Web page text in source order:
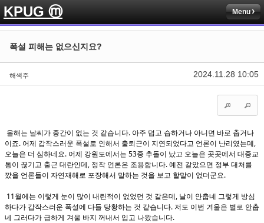
KPUG ⓜ Menu
2024.11.28 10:05
폭설 피해는 없으신지요?
해색주
올해는 날씨가 중간이 없는 것 같습니다. 아주 덥고 습하거나 아니면 바로 춥거나
이죠. 어제 갑작스러운 폭설로 인해서 출퇴근이 지연되었다고 언론이 난리였는데,
오늘은 더 심하네요. 어제 강원도에서는 53중 추돌이 났고 오늘은 곳곳에서 대중교
통이 끊기고 출근 대란인데, 정작 언론은 조용합니다. 예전 같았으면 정부 대처를
깠을 언론들이 자연재해로 포장해서 말하는 것을 보고 할말이 없더군요.
11월에는 이렇게 눈이 많이 내린적이 없었던 것 같은데, 날이 안춥네 그렇게 방심
하다가 갑작스러운 폭설에 다들 당황하는 것 같습니다. 저도 이번 겨울은 별로 안춥
네 그러다가 급하게 겨울 바지 꺼내서 입고 나왔습니다.
Sketchbook5, 스케치북5
Sketchbook5, 스케치북5
Sketchbook5, 스케치북5
Sketchbook5, 스케치북5